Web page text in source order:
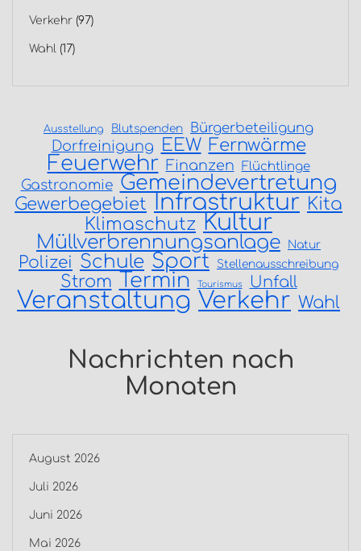
Verkehr (97)
Wahl (17)
Ausstellung Blutspenden Bürgerbeteiligung
Dorfreinigung EEW Fernwärme
Feuerwehr Finanzen Flüchtlinge
Gastronomie Gemeindevertretung
Gewerbegebiet Infrastruktur Kita
Klimaschutz Kultur
Müllverbrennungsanlage Natur
Polizei Schule Sport Stellenausschreibung
Strom Termin Tourismus Unfall
Veranstaltung Verkehr Wahl
Nachrichten nach
Monaten
August 2026
Juli 2026
Juni 2026
Mai 2026